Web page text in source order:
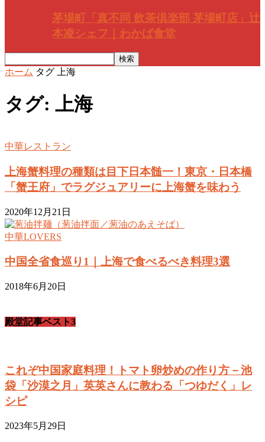
茅場町「真不同 飲茶倶楽部 茅場町店」辻
本凌シェフ｜わかば食堂
ホーム タグ 上海
タグ: 上海
中華レストラン
上海蟹料理の種類は目下日本髄一！東京・日本橋
「蟹王府」でラグジュアリーに上海蟹を味わう
2020年12月21日
中華LOVERS
中国全省食巡り1｜上海で食べるべき料理3選
2018年6月20日
殿堂記事ベスト3
これぞ中国家庭料理！トマト卵炒めの作り方－池
袋「沙漠之月」英英さんに教わる「つゆだく」レ
シピ
2023年5月29日